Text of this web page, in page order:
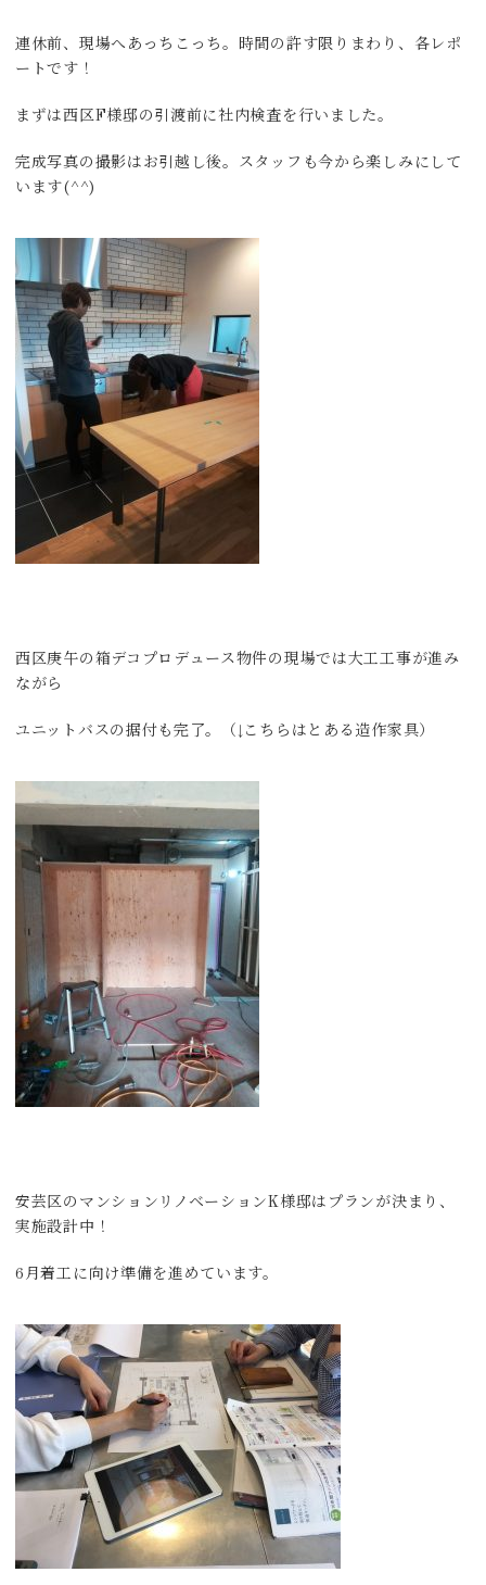
連休前、現場へあっちこっち。時間の許す限りまわり、各レポ
ートです！
まずは西区F様邸の引渡前に社内検査を行いました。
完成写真の撮影はお引越し後。スタッフも今から楽しみにして
います(^^)
西区庚午の箱デコプロデュース物件の現場では大工工事が進み
ながら
ユニットバスの据付も完了。（↓こちらはとある造作家具）
安芸区のマンションリノベーションK様邸はプランが決まり、
実施設計中！
6月着工に向け準備を進めています。